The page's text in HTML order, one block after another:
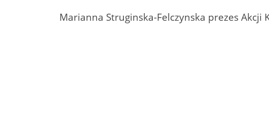
Marianna Struginska-Felczynska prezes Akcji